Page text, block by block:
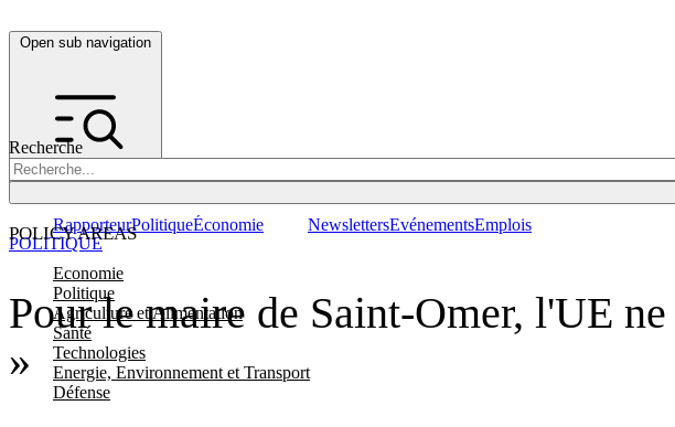
Open sub navigation
Recherche
POLICY AREAS
Economie
Politique
Agriculture et Alimentation
Santé
Technologies
Energie, Environnement et Transport
Défense
RapporteurPolitiqueÉconomie NewslettersEvénementsEmplois
Pour le maire de Saint-Omer, l'UE
»
POLITIQUE